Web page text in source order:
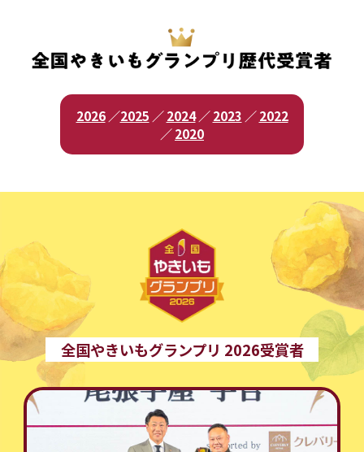
2026／2025 ／2024／2023 ／2022
／2020
全国やきいもグランプリ 2026受賞者